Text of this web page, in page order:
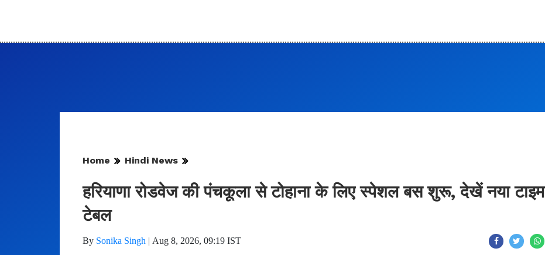
Home Hindi News
हरियाणा रोडवेज की पंचकूला से टोहाना के लिए स्पेशल बस शुरू, देखें नया टाइम
टेबल
By Sonika Singh | Aug 8, 2026, 09:19 IST